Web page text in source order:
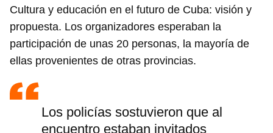
Cultura y educación en el futuro de Cuba: visión y
propuesta. Los organizadores esperaban la
participación de unas 20 personas, la mayoría de
ellas provenientes de otras provincias.
Los policías sostuvieron que al
encuentro estaban invitados